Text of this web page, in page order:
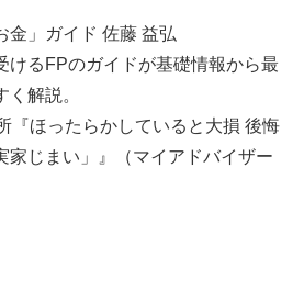
金」ガイド 佐藤 益弘
けるFPのガイドが基礎情報から最
解説。
『ほったらかしていると大損 後悔
家じまい」』（マイアドバイザー